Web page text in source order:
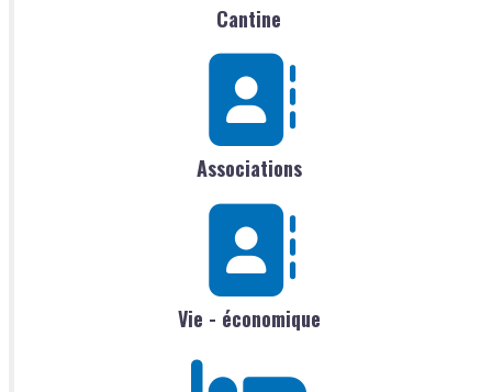
Cantine
Associations
Vie - économique